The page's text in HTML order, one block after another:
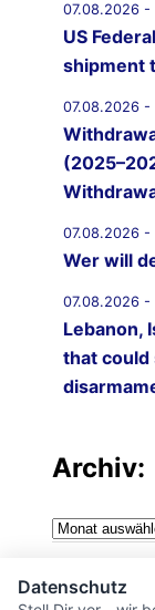
07.08.2026 -
US
shipment
07.08.2026 -
07.08.2026 -
Wer will
07.08.2026 -
Lebanon,
that could
Archiv:
Archiv:
Impressum
Datenschutz